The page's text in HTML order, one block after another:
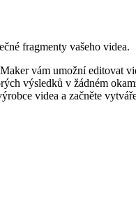
fragmenty vašeho videa.
vám umožní editovat
výsledků v žádném
videa a začněte